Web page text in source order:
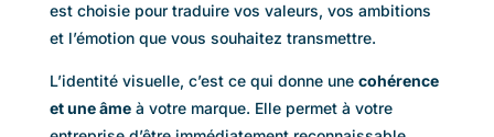
est choisie pour traduire vos valeurs, vos ambitions
et l’émotion que vous souhaitez transmettre.
L’identité visuelle, c’est ce qui donne une cohérence
et une âmeà votre marque. Elle permet à votre